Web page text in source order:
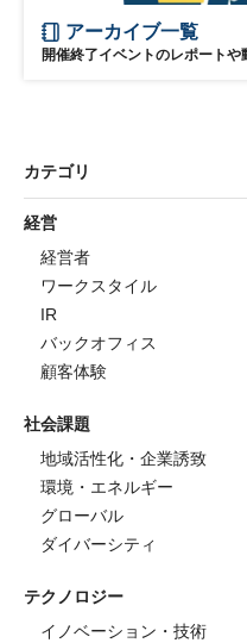
アーカイブ一覧
開催終了イベントのレポートや
カテゴリ
経営
経営者
ワークスタイル
IR
バックオフィス
顧客体験
社会課題
地域活性化・企業誘致
環境・エネルギー
グローバル
ダイバーシティ
テクノロジー
イノベーション・技術